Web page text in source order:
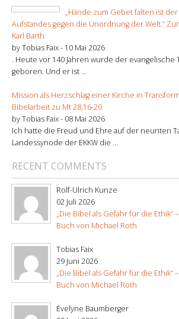
„Hände zum Gebet falten ist
Aufstandes gegen die Unordnung der Welt.“
Karl Barth
by Tobias Faix - 10 Mai 2026
. Heute vor 140 Jahren wurde der evangelische
geboren. Und er ist ...
Mission als Herzschlag einer Kirche in
Bibelarbeit zu Mt 28,16-20
by Tobias Faix - 08 Mai 2026
Ich hatte die Freud und Ehre auf der neunten
Landessynode der EKKW die ...
RECENT COMMENTS
Rolf-Ulrich Kunze
02 Juli 2026
„Die Bibel als Gefahr für die Ethik“
Buch von Michael Roth
Tobias Faix
29 Juni 2026
„Die Bibel als Gefahr für die Ethik“
Buch von Michael Roth
Evelyne Baumberger